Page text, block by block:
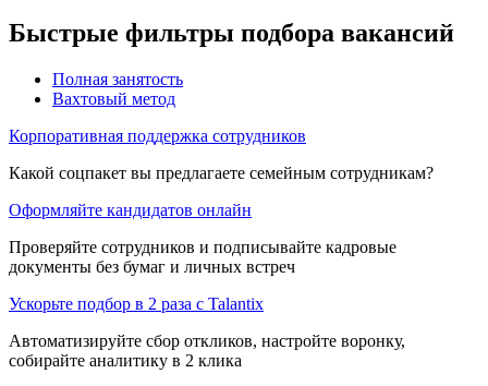
Быстрые фильтры подбора вакансий
Полная занятость
Вахтовый метод
Корпоративная поддержка сотрудников
Какой соцпакет вы предлагаете семейным сотрудникам?
Оформляйте кандидатов онлайн
Проверяйте сотрудников и подписывайте кадровые
документы без бумаг и личных встреч
Ускорьте подбор в 2 раза с Talantix
Автоматизируйте сбор откликов, настройте воронку,
собирайте аналитику в 2 клика